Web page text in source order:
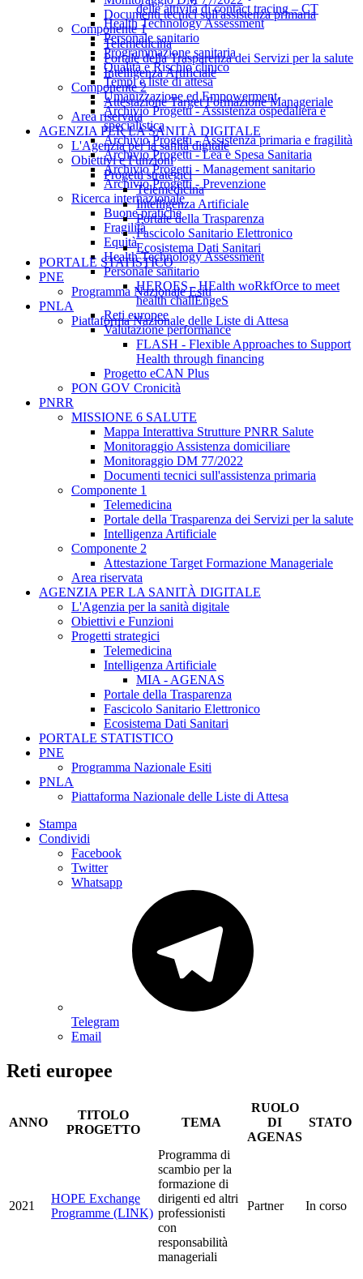
Documenti tecnici sull'assistenza primaria
Componente 1
Telemedicina
Portale della Trasparenza dei Servizi per la salute
Intelligenza Artificiale
Componente 2
Attestazione Target Formazione Manageriale
Area riservata
AGENZIA PER LA SANITÀ DIGITALE
L'Agenzia per la sanità digitale
Obiettivi e Funzioni
Progetti strategici
Telemedicina
Intelligenza Artificiale
Portale della Trasparenza
Fascicolo Sanitario Elettronico
Ecosistema Dati Sanitari
PORTALE STATISTICO
PNE
Programma Nazionale Esiti
PNLA
Piattaforma Nazionale delle Liste di Attesa
delle attività di contact tracing – CT
Health Technology Assessment
Personale sanitario
Programmazione sanitaria
Qualità e Rischio clinico
Tempi e liste di attesa
Umanizzazione ed Empowerment
Archivio Progetti - Assistenza ospedaliera e
specialistica
Archivio Progetti - Assistenza primaria e fragilità
Archivio Progetti - Lea e Spesa Sanitaria
Archivio Progetti - Management sanitario
Archivio Progetti - Prevenzione
Ricerca internazionale
Buone pratiche
Fragilità
Equità
Health Technology Assessment
Personale sanitario
HEROES - HEalth woRkfOrce to meet
health challEngeS
Reti europee
Valutazione performance
FLASH - Flexible Approaches to Support
Health through financing
Progetto eCAN Plus
PON GOV Cronicità
PNRR
MISSIONE 6 SALUTE
Mappa Interattiva Strutture PNRR Salute
Monitoraggio Assistenza domiciliare
Monitoraggio DM 77/2022
Documenti tecnici sull'assistenza primaria
Componente 1
Telemedicina
Portale della Trasparenza dei Servizi per la salute
Intelligenza Artificiale
Componente 2
Attestazione Target Formazione Manageriale
Area riservata
AGENZIA PER LA SANITÀ DIGITALE
L'Agenzia per la sanità digitale
Obiettivi e Funzioni
Progetti strategici
Telemedicina
Intelligenza Artificiale
MIA - AGENAS
Portale della Trasparenza
Fascicolo Sanitario Elettronico
Ecosistema Dati Sanitari
PORTALE STATISTICO
PNE
Programma Nazionale Esiti
PNLA
Piattaforma Nazionale delle Liste di Attesa
Stampa
Condividi
Facebook
Twitter
Whatsapp
Telegram
Email
Reti europee
ANNO
TITOLO
PROGETTO
TEMA
RUOLO
DI
AGENAS
STATO
2021
HOPE Exchange
Programme (LINK)
Programma di
scambio per la
formazione di
dirigenti ed altri
professionisti
con
responsabilità
manageriali
Partner In corso